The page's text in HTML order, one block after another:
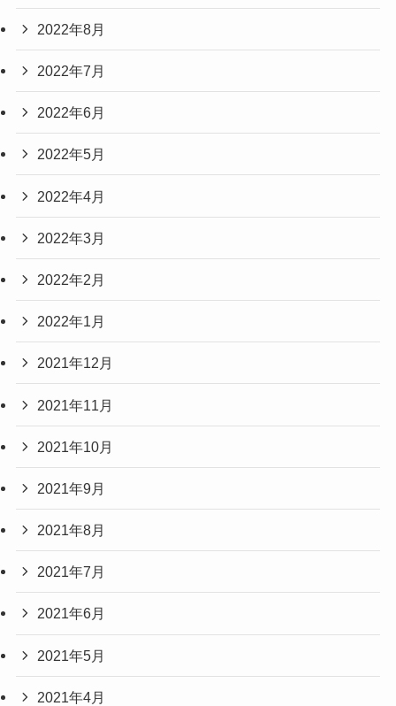
2022年8月
2022年7月
2022年6月
2022年5月
2022年4月
2022年3月
2022年2月
2022年1月
2021年12月
2021年11月
2021年10月
2021年9月
2021年8月
2021年7月
2021年6月
2021年5月
2021年4月